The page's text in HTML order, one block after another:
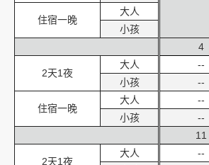
住宿一晚
大人
小孩
2天1夜
大人
小孩
住宿一晚
大人
小孩
2天1夜
大人
4
--
--
--
--
11
--